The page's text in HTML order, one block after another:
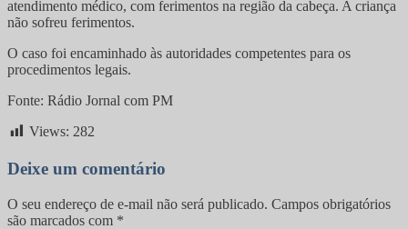
atendimento médico, com ferimentos na região da cabeça. A criança
não sofreu ferimentos.
O caso foi encaminhado às autoridades competentes para os
procedimentos legais.
Fonte: Rádio Jornal com PM
Views: 282
Deixe um comentário
O seu endereço de e-mail não será publicado. Campos obrigatórios
são marcados com *